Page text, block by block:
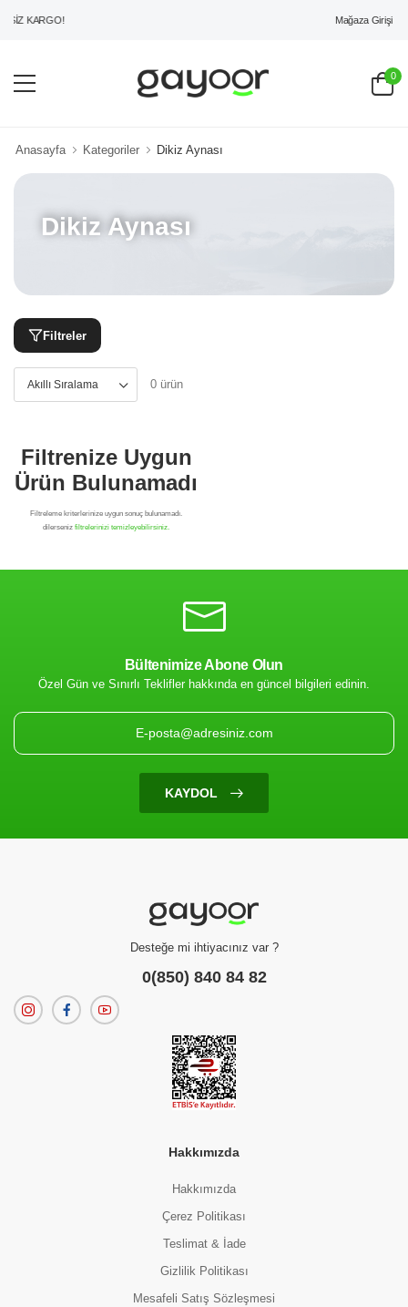
KARGO! Mağaza Girişi
0
Anasayfa Kategoriler Dikiz Aynası
Dikiz Aynası
Filtreler
0 ürün
Filtrenize Uygun
Ürün Bulunamadı
Bültenimize Abone Olun
Özel Gün ve Sınırlı Teklifler hakkında en güncel bilgileri edinin.
KAYDOL
Desteğe mi ihtiyacınız var ?
0(850) 840 84 82
Hakkımızda
Hakkımızda
Çerez Politikası
Teslimat & İade
Gizlilik Politikası
Mesafeli Satış Sözleşmesi